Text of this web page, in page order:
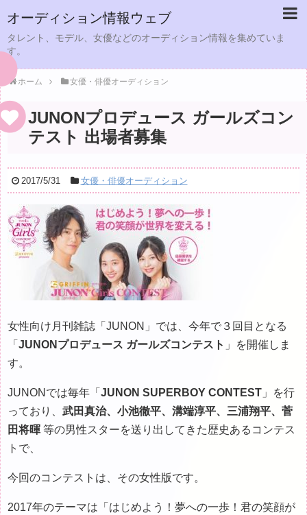
オーディション情報ウェブ
タレント、モデル、女優などのオーディション情報を集めていま
す。
ホーム 女優・俳優オーディション
JUNONプロデュース ガールズコン
テスト 出場者募集
2017/5/31 女優・俳優オーディション
女性向け月刊雑誌「JUNON」では、今年で３回目となる
「 JUNONプロデュース ガールズコンテスト 」を開催しま
す。
JUNONでは毎年「 JUNON SUPERBOY CONTEST 」を行
っており、 武田真治、小池徹平、溝端淳平、三浦翔平、菅
田将暉 等の男性スターを送り出してきた歴史あるコンテス
トで、
今回のコンテストは、その女性版です。
2017年のテーマは「はじめよう！夢への一歩！君の笑顔が